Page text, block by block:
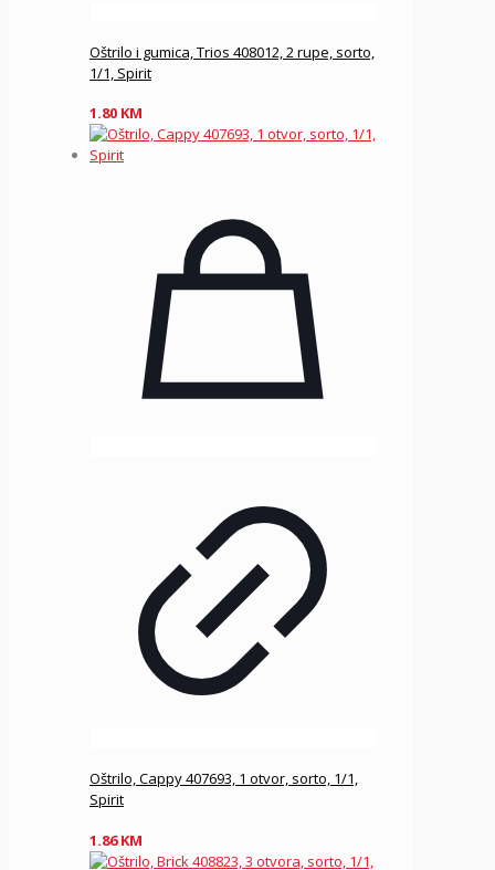
Oštrilo i gumica, Trios 408012, 2 rupe, sorto,
1/1, Spirit
1.80 KM
Oštrilo, Cappy 407693, 1 otvor, sorto, 1/1,
Spirit
1.86KM